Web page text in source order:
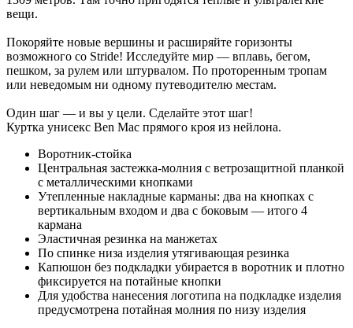
вещи.
Покоряйте новые вершины и расширяйте горизонты
возможного со Stride! Исследуйте мир — вплавь, бегом,
пешком, за рулем или штурвалом. По проторенным тропам
или неведомым ни одному путеводителю местам.
Один шаг — и вы у цели. Сделайте этот шаг!
Куртка унисекс Ben Mac прямого кроя из нейлона.
Воротник-стойка
Центральная застежка-молния с ветрозащитной планкой
с металлическими кнопками
Утепленные накладные карманы: два на кнопках с
вертикальным входом и два с боковым — итого 4
кармана
Эластичная резинка на манжетах
По спинке низа изделия утягивающая резинка
Капюшон без подкладки убирается в воротник и плотно
фиксируется на потайные кнопки
Для удобства нанесения логотипа на подкладке изделия
предусмотрена потайная молния по низу изделия